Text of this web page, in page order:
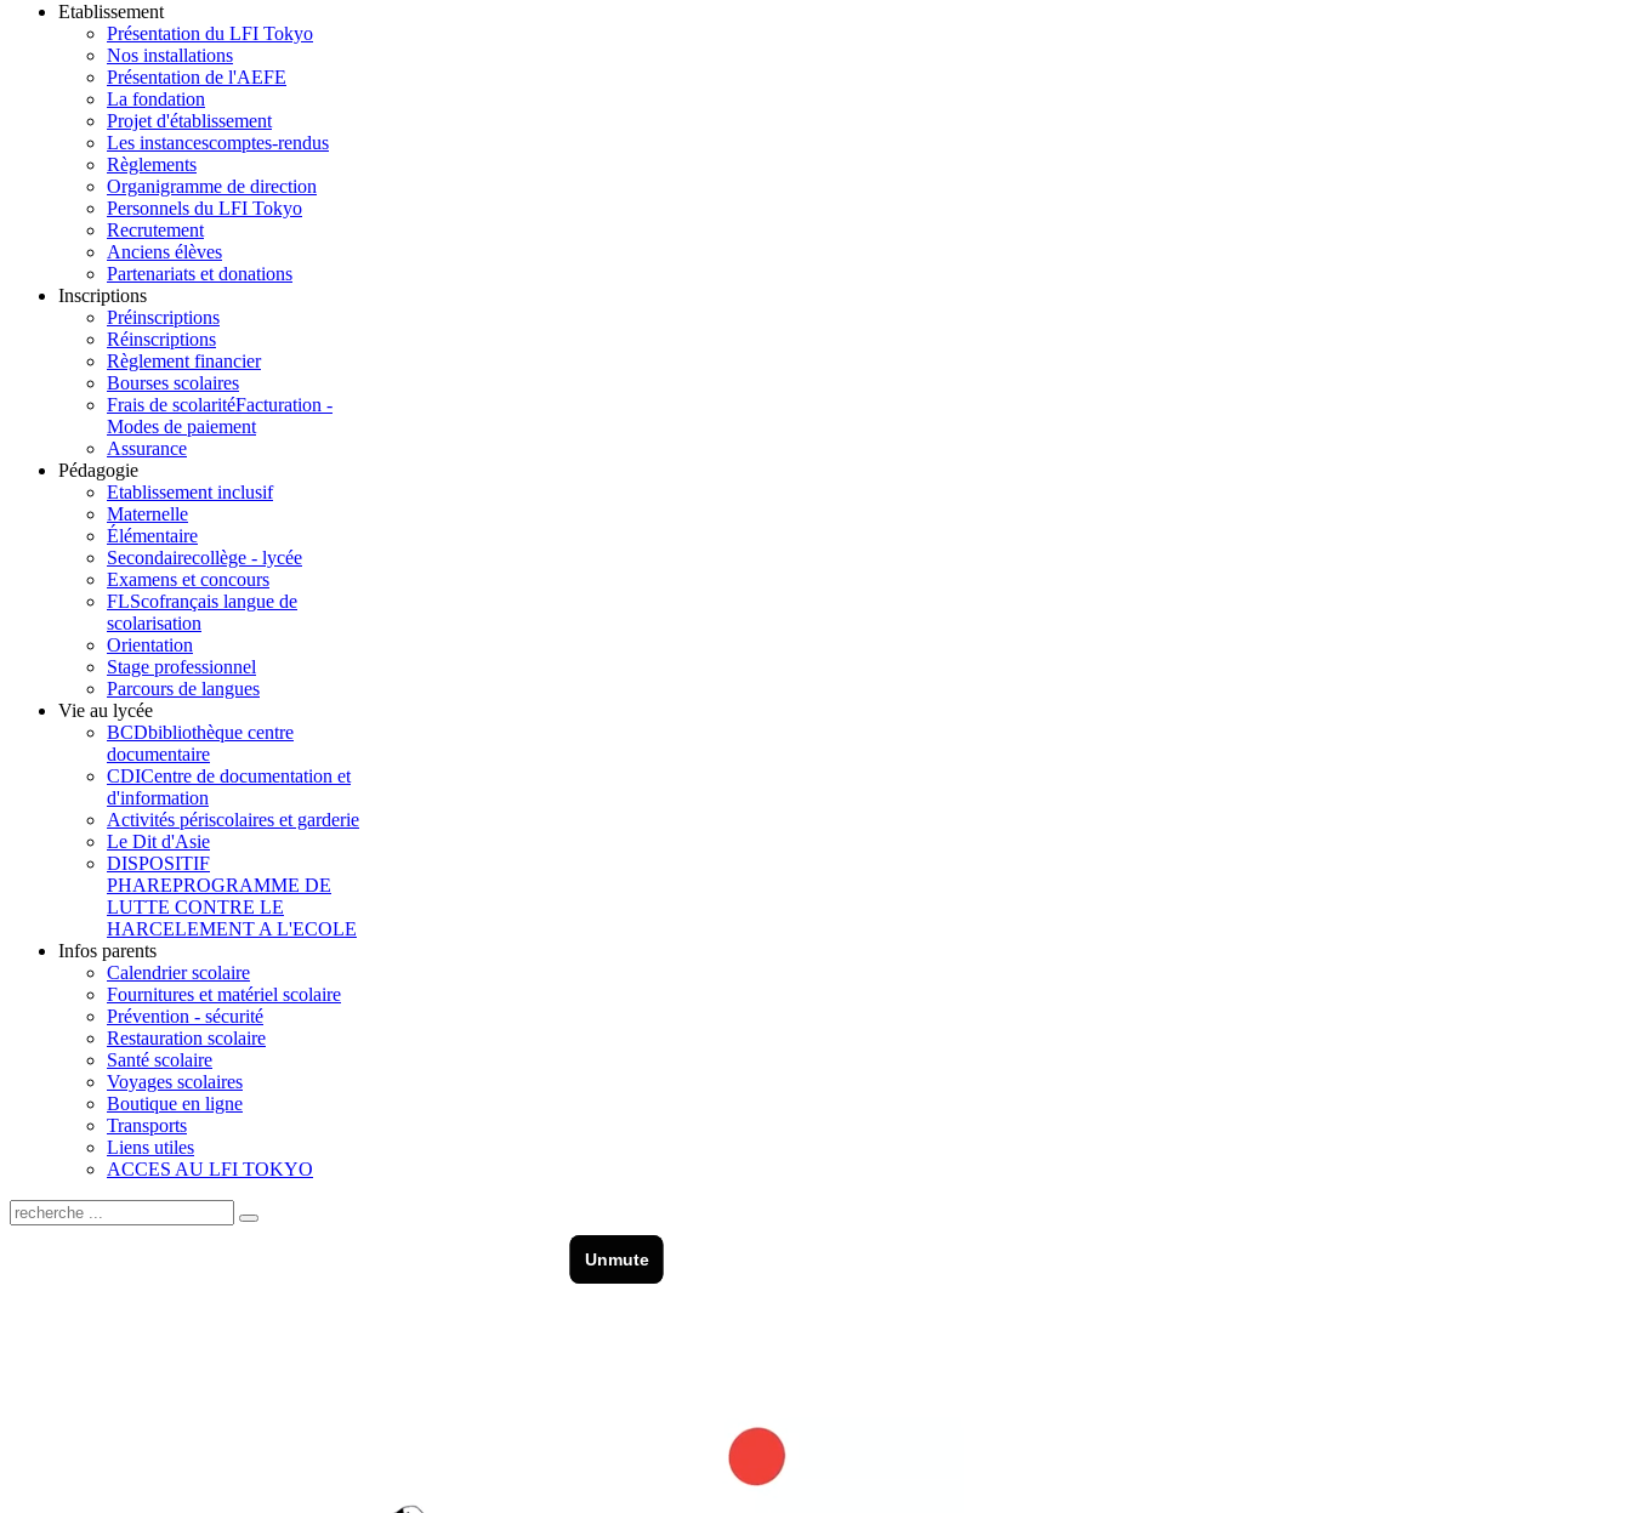
Etablissement
Présentation du LFI Tokyo
Nos installations
Présentation de l'AEFE
La fondation
Projet d'établissement
Les instancescomptes-rendus
Règlements
Organigramme de direction
Personnels du LFI Tokyo
Recrutement
Anciens élèves
Partenariats et donations
Inscriptions
Préinscriptions
Réinscriptions
Règlement financier
Bourses scolaires
Frais de scolaritéFacturation -
Modes de paiement
Assurance
Pédagogie
Etablissement inclusif
Maternelle
Élémentaire
Secondairecollège - lycée
Examens et concours
FLScofrançais langue de
scolarisation
Orientation
Stage professionnel
Parcours de langues
Vie au lycée
BCDbibliothèque centre
documentaire
CDICentre de documentation et
d'information
Activités périscolaires et garderie
Le Dit d'Asie
DISPOSITIF
PHAREPROGRAMME DE
LUTTE CONTRE LE
HARCELEMENT A L'ECOLE
Infos parents
Calendrier scolaire
Fournitures et matériel scolaire
Prévention - sécurité
Restauration scolaire
Santé scolaire
Voyages scolaires
Boutique en ligne
Transports
Liens utiles
ACCES AU LFI TOKYO